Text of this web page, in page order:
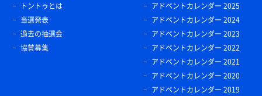
トントゥとは
当選発表
過去の抽選会
協賛募集
アドベントカレンダー 2025
アドベントカレンダー 2024
アドベントカレンダー 2023
アドベントカレンダー 2022
アドベントカレンダー 2021
アドベントカレンダー 2020
アドベントカレンダー 2019